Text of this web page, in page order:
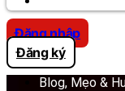
Đăng nhập
Đăng ký
Blog, Mẹo &